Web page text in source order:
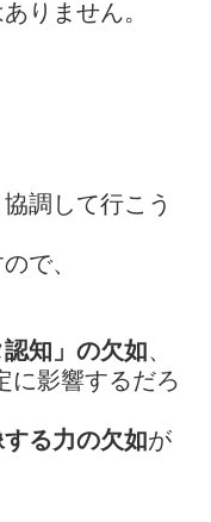
りません。
協調して行こう
で、
認知」の欠如 、
に影響するだろ
する力の欠如 が